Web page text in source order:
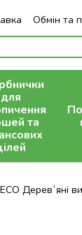
Обмін та
для
та